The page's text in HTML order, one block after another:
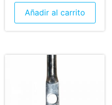
Añadir al carrito